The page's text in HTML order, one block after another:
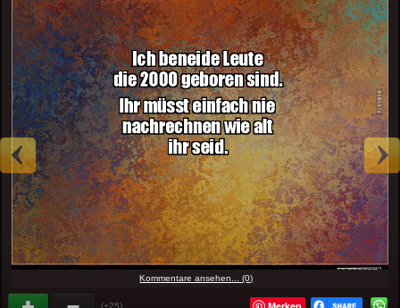
Kommentare ansehen... (0)
(+25)